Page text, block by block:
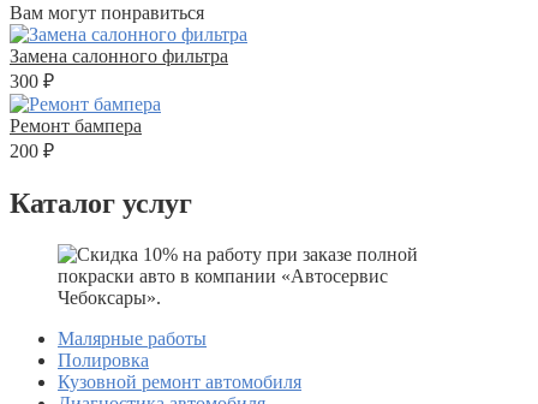
Вам могут понравиться
Замена салонного фильтра
300 ₽
Ремонт бампера
200 ₽
Каталог услуг
Малярные работы
Полировка
Кузовной ремонт автомобиля